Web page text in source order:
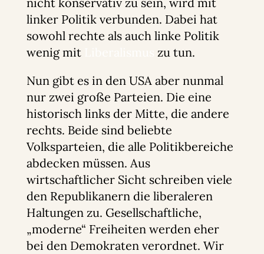
linker Politik verbunden. Dabei hat
sowohl rechte als auch linke Politik
wenig mit
zu tun.
Nun gibt es in den USA aber nunmal
nur zwei große Parteien. Die eine
historisch links der Mitte, die andere
rechts. Beide sind beliebte
Volksparteien, die alle Politikbereiche
abdecken müssen. Aus
wirtschaftlicher Sicht schreiben viele
den Republikanern die liberaleren
Haltungen zu. Gesellschaftliche,
„moderne“ Freiheiten werden eher
bei den Demokraten verordnet. Wir